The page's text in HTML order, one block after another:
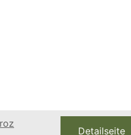
Detailseite